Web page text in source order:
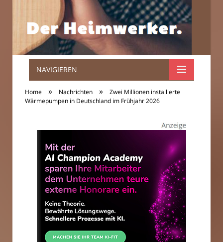
Der
Heimwerker.
NAVIGIEREN
Home » Nachrichten »
Zwei Millionen installierte
Wärmepumpen in Deutschland im Frühjahr 2026